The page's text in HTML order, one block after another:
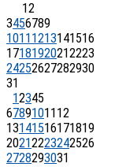
12
3456789
1011 1213141516
17181920212223
24252627282930
31
12345
67891011 12
13141516171819
20212223242526
2728293031